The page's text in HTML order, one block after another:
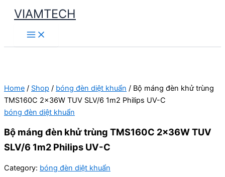
Skip
content
VIAMTECH
Main
Menu
Home / Shop / bóng đèn diệt khuẩn / Bộ máng đèn khử trùng
TMS160C 2x36W TUV SLV/6 1m2 Philips UV-C
bóng đèn diệt khuẩn
Bộ máng đèn khử trùng TMS160C 2x36W TUV
SLV/6 1m2 Philips UV-C
Category: bóng đèn diệt khuẩn